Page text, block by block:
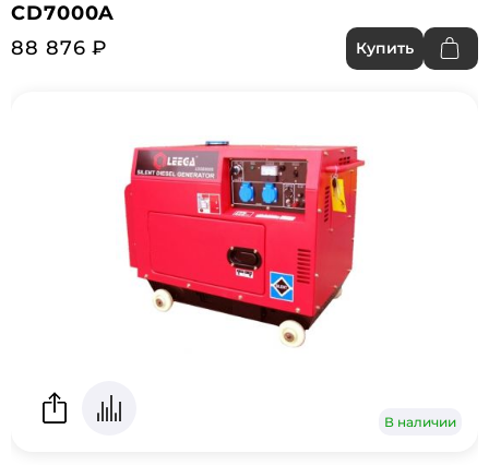
CD7000A
88 876 ₽
Купить
В наличии